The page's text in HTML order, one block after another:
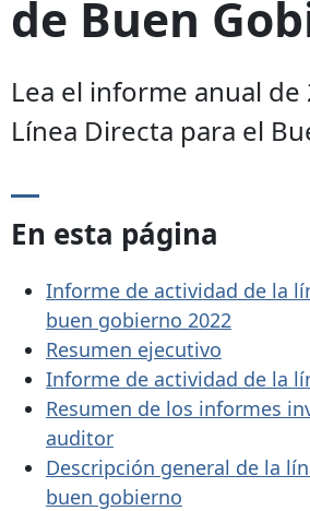
de Buen
Lea el informe anual de
Línea Directa para el
En esta página
Informe de actividad de la
buen gobierno 2022
Resumen ejecutivo
Informe de actividad de la
Resumen de los informes
auditor
Descripción general de la
buen gobierno